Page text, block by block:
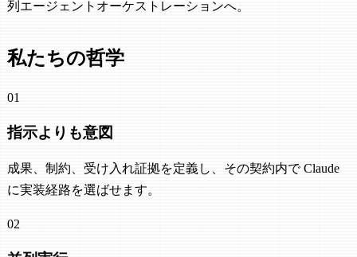
列エージェントオーケストレーションへ。
私たちの哲学
01
指示よりも意図
成果、制約、受け入れ証拠を定義し、その契約内で Claude
に実装経路を選ばせます。
02